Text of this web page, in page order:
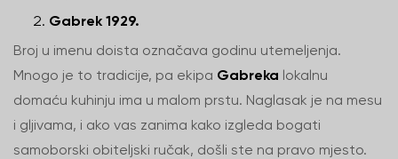
Gabrek 1929.
Broj u imenu doista označava godinu utemeljenja.
Mnogo je to tradicije, pa ekipa Gabreka lokalnu
domaću kuhinju ima u malom prstu. Naglasak je na mesu
i gljivama, i ako vas zanima kako izgleda bogati
samoborski obiteljski ručak, došli ste na pravo mjesto.